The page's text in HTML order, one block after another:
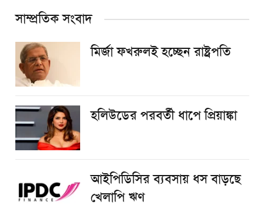
সাম্প্রতিক সংবাদ
মির্জা ফখরুলই হচ্ছেন রাষ্ট্রপতি
হলিউডের পরবর্তী ধাপে প্রিয়াঙ্কা
আইপিডিসির ব্যবসায় ধস বাড়ছে
খেলাপি ঋণ